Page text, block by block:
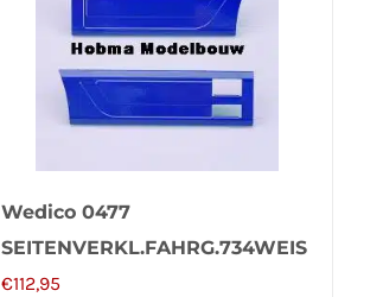
Wedico 0477
SEITENVERKL.FAHRG.734WEIS
€112,95